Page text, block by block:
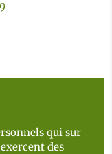
qui sur
des